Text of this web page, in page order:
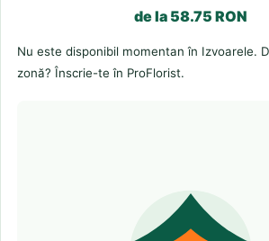
de la 58.75 RON
Nu este disponibil momentan în Izvoarele.
zonă? Înscrie-te în ProFlorist.